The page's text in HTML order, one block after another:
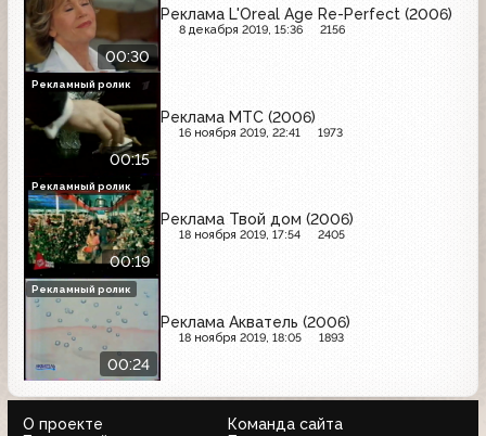
00:30
Реклама L'Oreal Age Re-Perfect (2006)
8 декабря 2019, 15:36 2156
00:15
Реклама МТС (2006)
16 ноября 2019, 22:41 1973
Рекламный ролик
00:19
Реклама Твой дом (2006)
18 ноября 2019, 17:54 2405
Рекламный ролик
00:24
Реклама Акватель (2006)
18 ноября 2019, 18:05 1893
Рекламный ролик
О проекте
Команда сайта